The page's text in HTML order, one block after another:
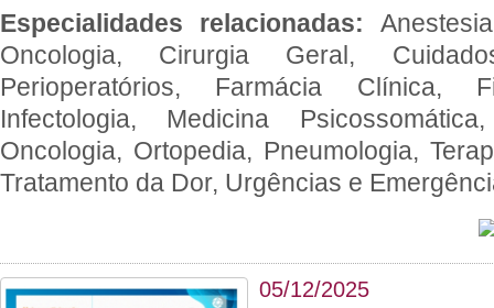
Especialidades relacionadas:
Oncologia, Cirurgia Geral,
Perioperatórios, Farmácia Clínica,
Infectologia, Medicina
Oncologia, Ortopedia, Pneumologia,
Tratamento da Dor, Urgências e
05/12/2025